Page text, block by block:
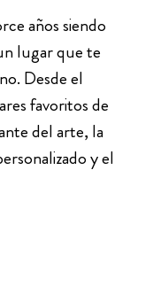
años siendo
lugar que te
Desde el
favoritos de
del arte, la
y el